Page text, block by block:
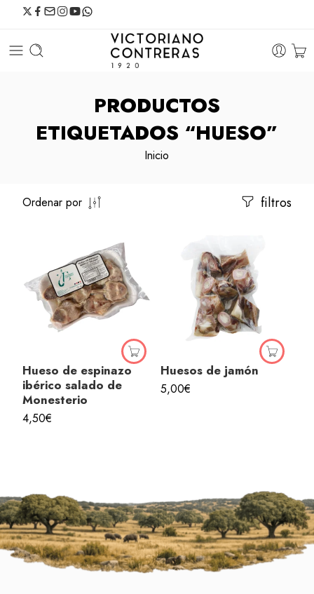
PRODUCTOS
ETIQUETADOS “HUESO”
Inicio
filtros
Ordenar por
Hueso de espinazo
ibérico salado de
Monesterio
4,50€
Huesos de jamón
5,00€